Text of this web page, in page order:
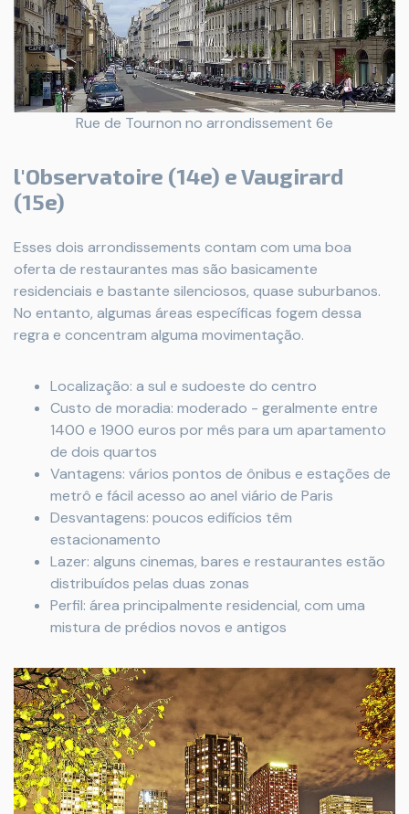
Rue de Tournon no arrondissement 6e
l'Observatoire (14e) e Vaugirard
(15e)
Esses dois arrondissements contam com uma boa
oferta de restaurantes mas são basicamente
residenciais e bastante silenciosos, quase suburbanos.
No entanto, algumas áreas específicas fogem dessa
regra e concentram alguma movimentação.
Localização: a sul e sudoeste do centro
Custo de moradia: moderado - geralmente entre
1400 e 1900 euros por mês para um apartamento
de dois quartos
Vantagens: vários pontos de ônibus e estações de
metrô e fácil acesso ao anel viário de Paris
Desvantagens: poucos edifícios têm
estacionamento
Lazer: alguns cinemas, bares e restaurantes estão
distribuídos pelas duas zonas
Perfil: área principalmente residencial, com uma
mistura de prédios novos e antigos